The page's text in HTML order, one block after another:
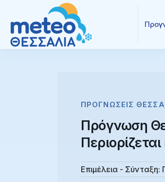
ΠΡΟΓΝΏΣΕΙΣ
Πρόγνωση
Επιμέλεια - Σύνταξη: